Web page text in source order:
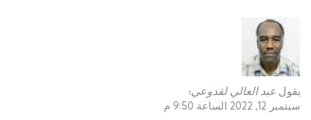
يقول عبد العالي لقدوعي:
سبتمبر 12, 2022 الساعة 9:50 م